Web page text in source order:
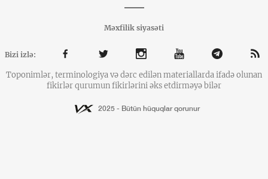
Məxfilik siyasəti
Bizi izlə:
Toponimlər, terminologiya və dərc edilən materiallarda ifadə olunan
fikirlər qurumun fikirlərini əks etdirməyə bilər
2025 - Bütün hüquqlar qorunur